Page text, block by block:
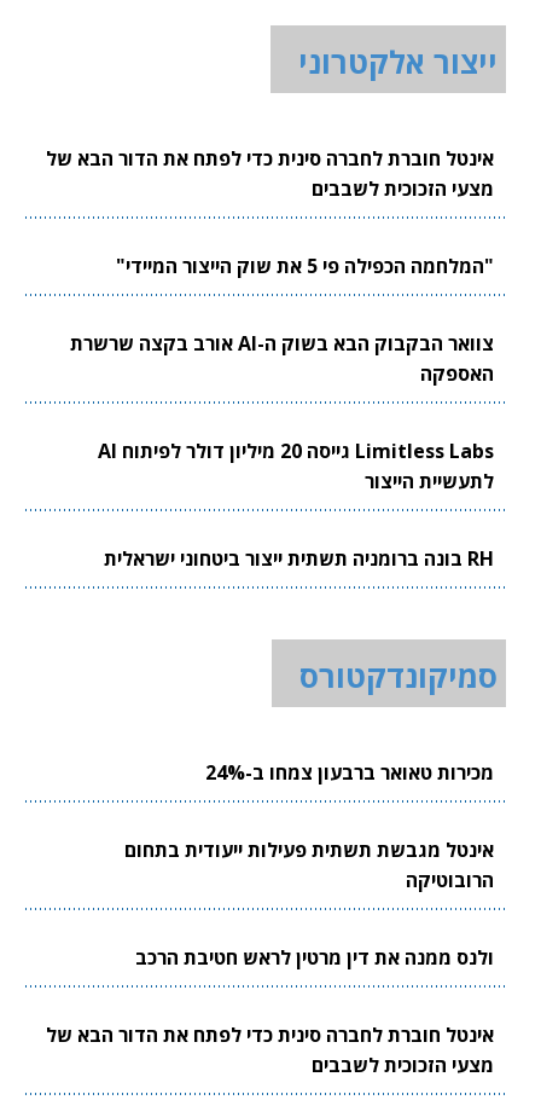
ייצור אלקטרוני
אינטל חוברת לחברה סינית כדי לפתח את הדור הבא של
מצעי הזכוכית לשבבים
"המלחמה הכפילה פי 5 את שוק הייצור המיידי"
צוואר הבקבוק הבא בשוק ה-AI אורב בקצה שרשרת
האספקה
Limitless Labs גייסה 20 מיליון דולר לפיתוח AI
לתעשיית הייצור
RH בונה ברומניה תשתית ייצור ביטחוני ישראלית
סמיקונדקטורס
מכירות טאואר ברבעון צמחו ב-24%
אינטל מגבשת תשתית פעילות ייעודית בתחום
הרובוטיקה
ולנס ממנה את דין מרטין לראש חטיבת הרכב
אינטל חוברת לחברה סינית כדי לפתח את הדור הבא של
מצעי הזכוכית לשבבים